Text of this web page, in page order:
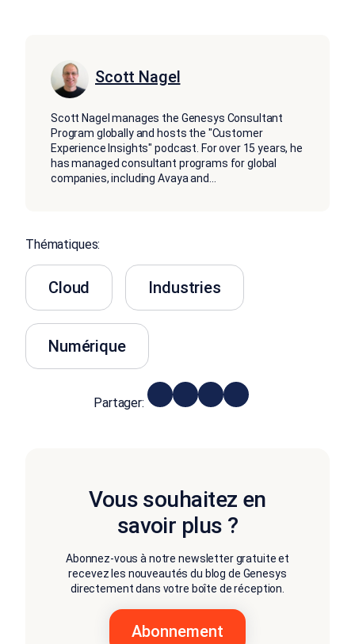
Scott Nagel
Scott Nagel manages the Genesys Consultant
Program globally and hosts the "Customer
Experience Insights" podcast. For over 15 years, he
has managed consultant programs for global
companies, including Avaya and...
Thématiques:
Cloud Industries
Numérique
Partager:
Vous souhaitez en
savoir plus ?
Abonnez-vous à notre newsletter gratuite et
recevez les nouveautés du blog de Genesys
directement dans votre boîte de réception.